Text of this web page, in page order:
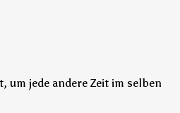
um jede andere Zeit im selben